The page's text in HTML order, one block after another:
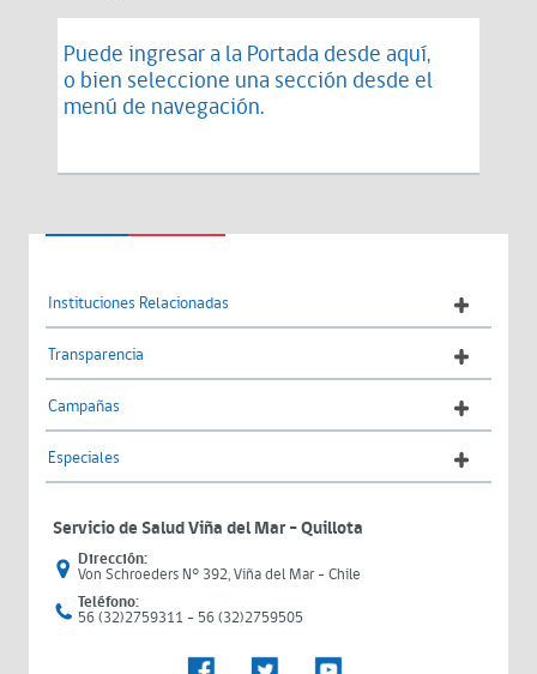
Puede ingresar a la Portada desde aquí,
o bien seleccione una sección desde el
menú de navegación.
Instituciones Relacionadas
Transparencia
Campañas
Especiales
Servicio de Salud Viña del Mar – Quillota
Dirección:
Von Schroeders N° 392, Viña del Mar - Chile
Teléfono:
56 (32)2759311 - 56 (32)2759505